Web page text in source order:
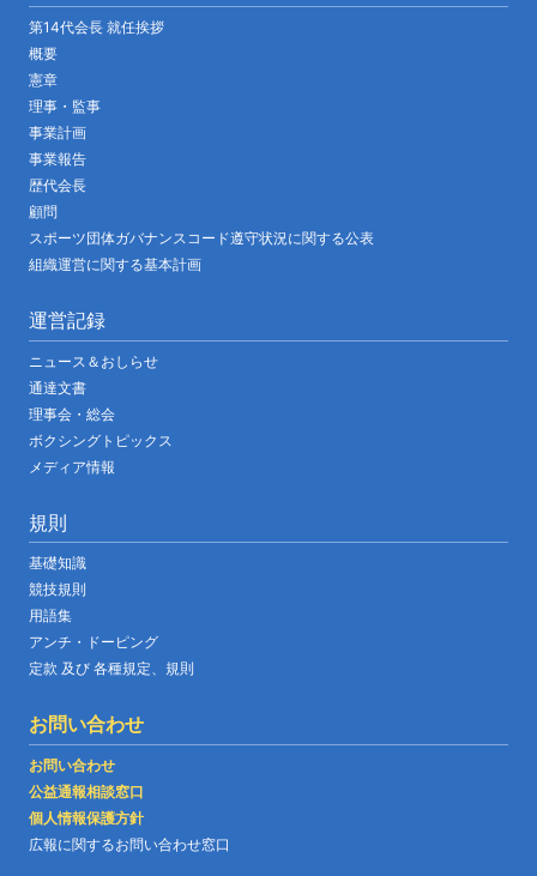
第14代会長 就任挨拶
概要
憲章
理事・監事
事業計画
事業報告
歴代会長
顧問
スポーツ団体ガバナンスコード遵守状況に関する公表
組織運営に関する基本計画
運営記録
ニュース＆おしらせ
通達文書
理事会・総会
ボクシングトピックス
メディア情報
規則
基礎知識
競技規則
用語集
アンチ・ドーピング
定款 及び 各種規定、規則
お問い合わせ
お問い合わせ
公益通報相談窓口
個人情報保護方針
広報に関するお問い合わせ窓口